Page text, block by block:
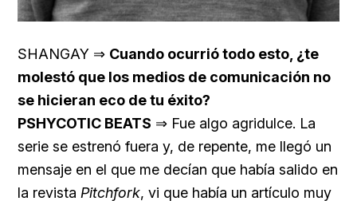
SHANGAY ⇒ Cuando ocurrió todo esto, ¿te
molestó que los medios de comunicación no
se hicieran eco de tu éxito?
PSHYCOTIC BEATS ⇒ Fue algo agridulce. La
serie se estrenó fuera y, de repente, me llegó un
mensaje en el que me decían que había salido en
la revista Pitchfork, vi que había un artículo muy